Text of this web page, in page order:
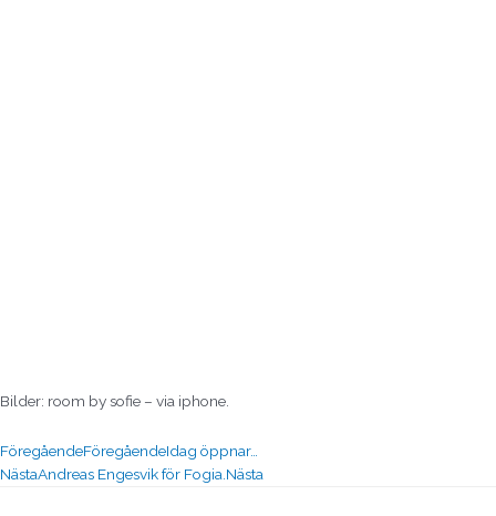
Bilder: room by sofie – via iphone.
FöregåendeFöregåendeIdag öppnar…
NästaAndreas Engesvik för Fogia. Nästa